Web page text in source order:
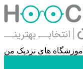
آموزشگاه های نزدیک من